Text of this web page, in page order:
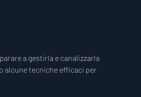
a gestirla e canalizzarla
alcune tecniche efficaci per